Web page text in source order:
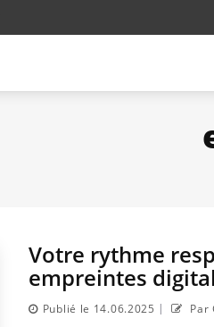
Votre rythme
empreintes
Publié le 14.06.2025 | Par